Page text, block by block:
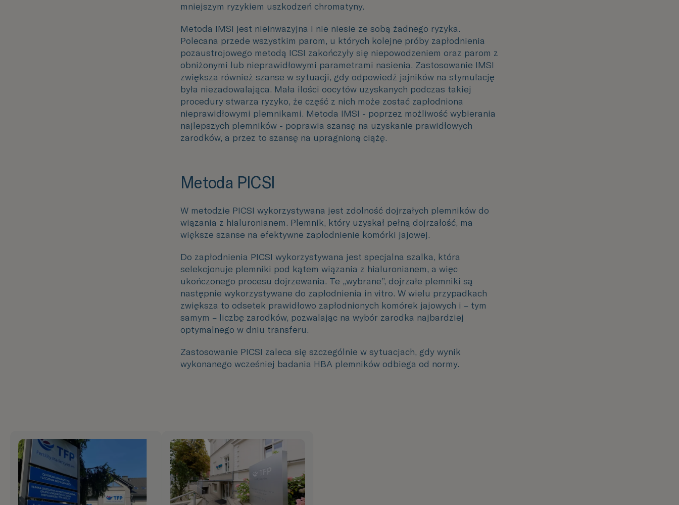
mniejszym ryzykiem uszkodzeń chromatyny.
Metoda IMSI jest nieinwazyjna i nie niesie ze sobą żadnego ryzyka.
Polecana przede wszystkim parom, u których kolejne próby zapłodnienia
pozaustrojowego metodą ICSI zakończyły się niepowodzeniem oraz parom z
obniżonymi lub nieprawidłowymi parametrami nasienia. Zastosowanie IMSI
zwiększa również szanse w sytuacji, gdy odpowiedź jajników na stymulację
była niezadowalająca. Mała ilości oocytów uzyskanych podczas takiej
procedury stwarza ryzyko, że część z nich może zostać zapłodniona
nieprawidłowymi plemnikami. Metoda IMSI - poprzez możliwość wybierania
najlepszych plemników - poprawia szansę na uzyskanie prawidłowych
zarodków, a przez to szansę na upragnioną ciążę.
Metoda PICSI
W metodzie PICSI wykorzystywana jest zdolność dojrzałych plemników do
wiązania z hialuronianem. Plemnik, który uzyskał pełną dojrzałość, ma
większe szanse na efektywne zapłodnienie komórki jajowej.
Do zapłodnienia PICSI wykorzystywana jest specjalna szalka, która
selekcjonuje plemniki pod kątem wiązania z hialuronianem, a więc
ukończonego procesu dojrzewania. Te „wybrane”, dojrzałe plemniki są
następnie wykorzystywane do zapłodnienia in vitro. W wielu przypadkach
zwiększa to odsetek prawidłowo zapłodnionych komórek jajowych i – tym
samym – liczbę zarodków, pozwalając na wybór zarodka najbardziej
optymalnego w dniu transferu.
Zastosowanie PICSI zaleca się szczególnie w sytuacjach, gdy wynik
wykonanego wcześniej badania HBA plemników odbiega od normy.